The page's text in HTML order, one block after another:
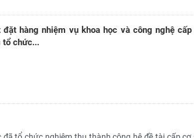
hàng nhiệm vụ khoa học và công nghệ
tổ chức...